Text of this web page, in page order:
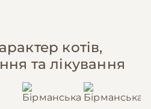
котів,
та лікування